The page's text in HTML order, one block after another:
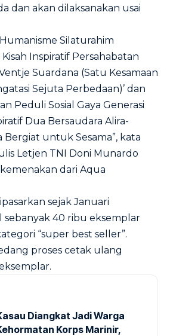
dan akan dilaksanakan usai
Silaturahim
Inspiratif Persahabatan
Suardana (Satu Kesamaan
Sejuta Perbedaan)’ dan
Peduli Sosial Gaya Generasi
Dua Bersaudara Alira-
Bergiat untuk Sesama”, kata
Letjen TNI Doni Munardo
dari Aqua
sejak Januari
sebanyak 40 ribu eksemplar
“super best seller”.
proses cetak ulang
Diangkat Jadi Warga
Korps Marinir,